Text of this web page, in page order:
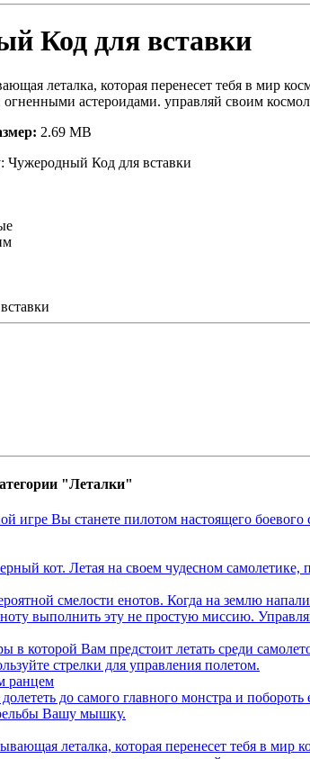
Код для вставки
леталка, которая перенесет тебя в мир
астероидами. управляй своим
2.69 MB
Чужеродный Код для вставки
"Леталки"
ранцем